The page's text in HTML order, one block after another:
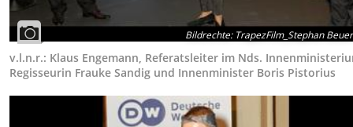
Bildrechte:TrapezFilm_Stephan
v.l.n.r.: Klaus Engemann, Referatsleiter im Nds.
Regisseurin Frauke Sandig und Innenminister Boris Pistorius